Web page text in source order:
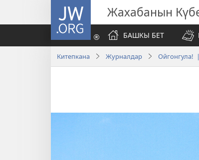
JW.ORG Жахабанын
БАШКЫ БЕТ
Китепкана Журналдар Ойгонгула!